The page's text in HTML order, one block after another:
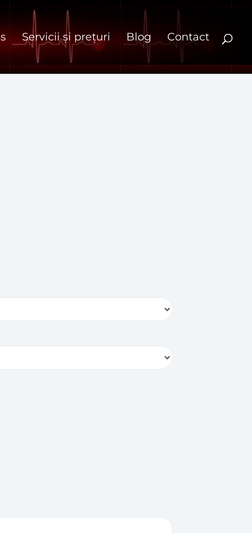
Servicii și prețuri Blog Contact